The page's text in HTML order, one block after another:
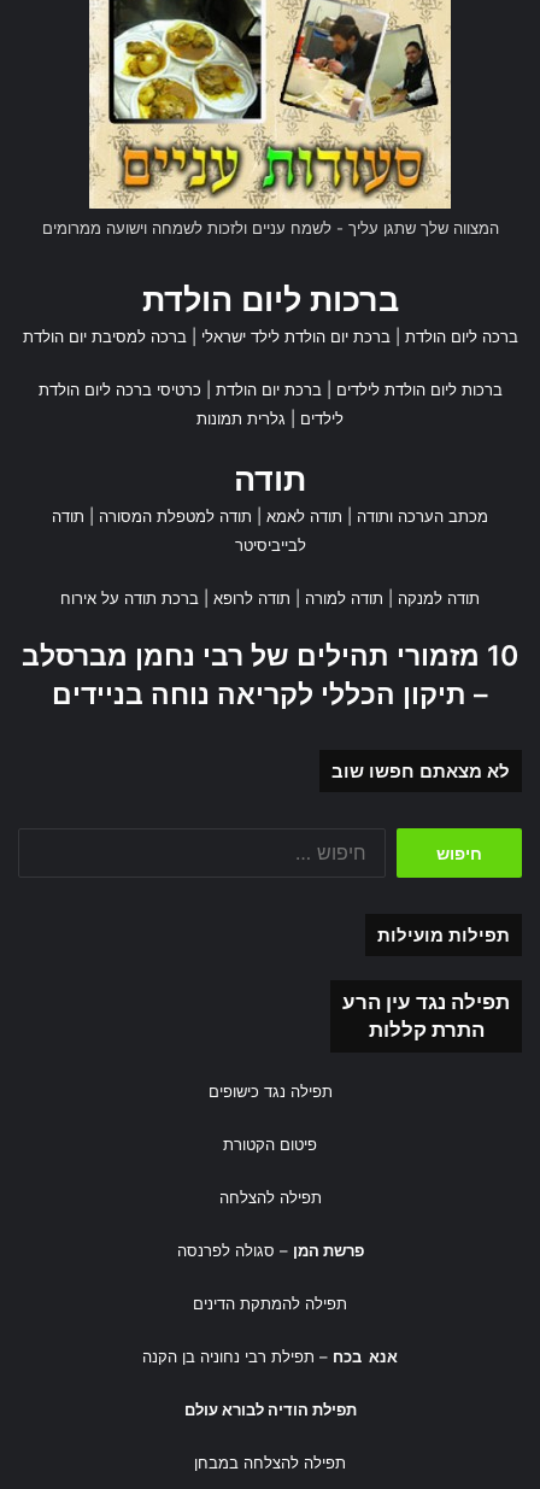
המצווה שלך שתגן עליך - לשמח עניים ולזכות לשמחה וישועה ממרומים
ברכות ליום הולדת
ברכה ליום הולדת ברכת יום הולדת לילד ישראלי ברכה למסיבת יום הולדת
ברכות ליום הולדת לילדים ברכת יום הולדת
כרטיסי ברכה ליום הולדת
לילדים
גלרית תמונות
תודה
מכתב הערכה ותודה תודה לאמא תודה למטפלת המסורה
תודה
לבייביסיטר
תודה למנקה תודה למורה תודה לרופא ברכת תודה על אירוח
10 מזמורי תהילים של רבי נחמן מברסלב
– תיקון הכללי לקריאה נוחה בניידים
לא מצאתם חפשו שוב
תפילות מועילות
תפילה נגד עין הרע
התרת קללות
תפילה נגד כישופים
פיטום הקטורת
תפילה להצלחה
פרשת המן – סגולה לפרנסה
תפילה להמתקת הדינים
אנא בכח – תפילת רבי נחוניה בן הקנה
תפילת הודיה לבורא עולם
תפילה להצלחה במבחן